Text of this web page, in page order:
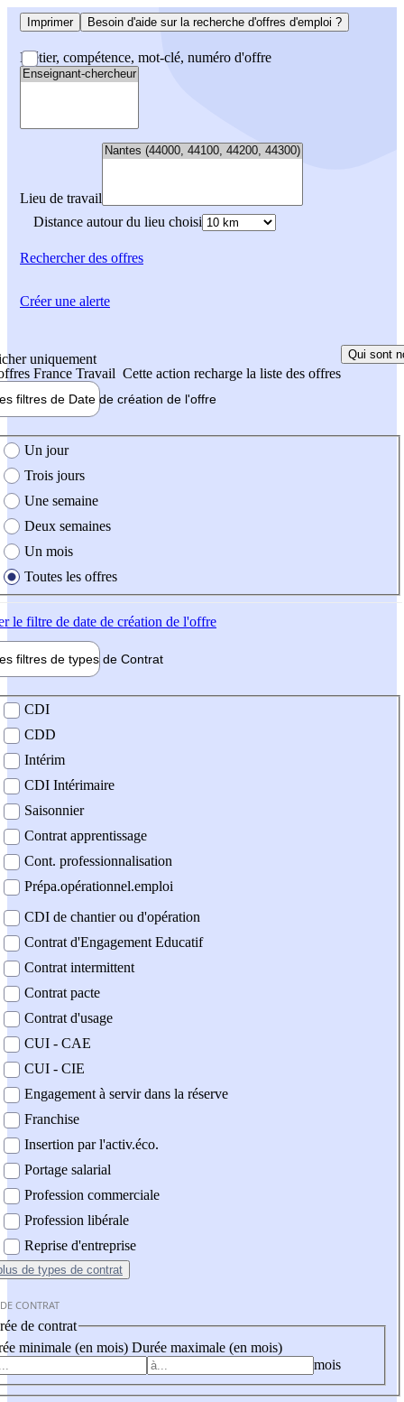
Imprimer Besoin d'aide sur la recherche d'offres d'emploi ?
Métier, compétence, mot-clé, numéro d'offre
Lieu de travail
Distance autour du lieu choisi
Rechercherdes offres
uniquement
France Travail Cette action recharge la liste des offres
Qui sont
filtres de Date de création de l'offre
création de l'offre
Un jour
Trois jours
Une semaine
Deux semaines
Un mois
Toutes les offres
le filtre de date de création de l'offre
filtres de types de Contrat
contrat
CDI
CDD
Intérim
CDI Intérimaire
Saisonnier
Contrat apprentissage
Cont. professionnalisation
Prépa.opérationnel.emploi
CDI de chantier ou d'opération
Contrat d'Engagement Educatif
Contrat intermittent
Contrat pacte
Contrat d'usage
CUI - CAE
CUI - CIE
Engagement à servir dans la réserve
Franchise
Insertion par l'activ.éco.
Portage salarial
Profession commerciale
Profession libérale
Reprise d'entreprise
de types de contrat
CONTRAT
de contrat
minimale (en mois) Durée maximale (en mois)
mois
Créer une alerte